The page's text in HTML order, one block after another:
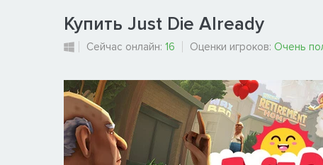
Купить Just Die Already
Сейчас онлайн: 16 Оценки игроков: Очень